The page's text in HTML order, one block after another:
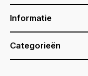
Informatie
Categorieën